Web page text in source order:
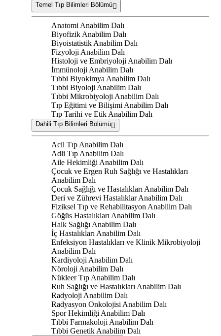
Temel Tıp Bilimleri Bölümü
Anatomi Anabilim Dalı
Biyofizik Anabilim Dalı
Biyoistatistik Anabilim Dalı
Fizyoloji Anabilim Dalı
Histoloji ve Embriyoloji Anabilim Dalı
İmmünoloji Anabilim Dalı
Tıbbi Biyokimya Anabilim Dalı
Tıbbi Biyoloji Anabilim Dalı
Tıbbi Mikrobiyoloji Anabilim Dalı
Tıp Eğitimi ve Bilişimi Anabilim Dalı
Tıp Tarihi ve Etik Anabilim Dalı
Dahili Tıp Bilimleri Bölümü
Acil Tıp Anabilim Dalı
Adli Tıp Anabilim Dalı
Aile Hekimliği Anabilim Dalı
Çocuk ve Ergen Ruh Sağlığı ve Hastalıkları
Anabilim Dalı
Çocuk Sağlığı ve Hastalıkları Anabilim Dalı
Deri ve Zührevi Hastalıklar Anabilim Dalı
Fiziksel Tıp ve Rehabilitasyon Anabilim Dalı
Göğüs Hastalıkları Anabilim Dalı
Halk Sağlığı Anabilim Dalı
İç Hastalıkları Anabilim Dalı
Enfeksiyon Hastalıkları ve Klinik Mikrobiyoloji
Anabilim Dalı
Kardiyoloji Anabilim Dalı
Nöroloji Anabilim Dalı
Nükleer Tıp Anabilim Dalı
Ruh Sağlığı ve Hastalıkları Anabilim Dalı
Radyoloji Anabilim Dalı
Radyasyon Onkolojisi Anabilim Dalı
Spor Hekimliği Anabilim Dalı
Tıbbi Farmakoloji Anabilim Dalı
Tıbbi Genetik Anabilim Dalı